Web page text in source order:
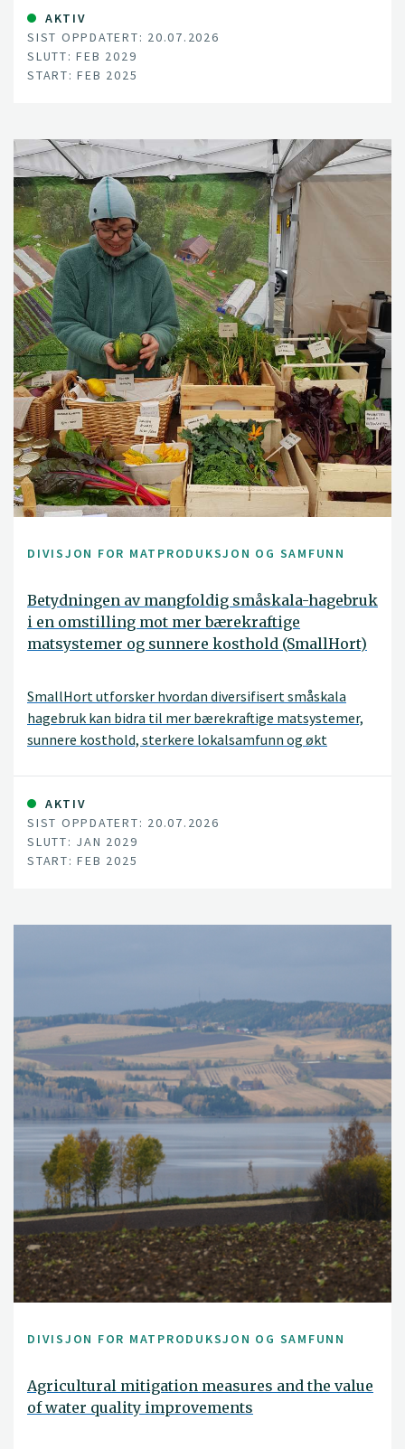
AKTIV
SIST OPPDATERT: 20.07.2026
SLUTT: FEB 2029
START: FEB 2025
DIVISJON FOR MATPRODUKSJON OG SAMFUNN
Betydningen av mangfoldig småskala-hagebruk
i en omstilling mot mer bærekraftige
matsystemer og sunnere kosthold (SmallHort)
SmallHort utforsker hvordan diversifisert småskala
hagebruk kan bidra til mer bærekraftige matsystemer,
sunnere kosthold, sterkere lokalsamfunn og økt
AKTIV
SIST OPPDATERT: 20.07.2026
SLUTT: JAN 2029
START: FEB 2025
DIVISJON FOR MATPRODUKSJON OG SAMFUNN
Agricultural mitigation measures and the value
of water quality improvements